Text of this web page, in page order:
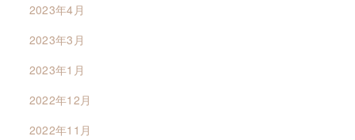
2023年4月
2023年3月
2023年1月
2022年12月
2022年11月